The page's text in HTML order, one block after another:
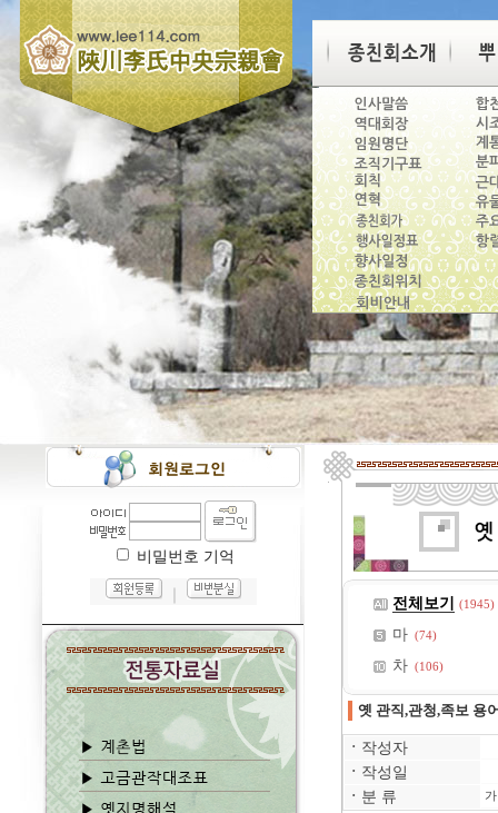
비밀번호 기억
전체보기 (1945)
마 (74)
차 (106)
옛 관직,관청,족보 용
ㆍ 작성자
ㆍ 작성일
ㆍ 분 류 가